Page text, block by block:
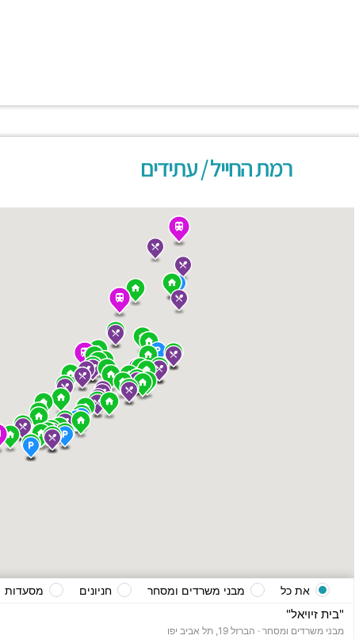
רמת החייל / עתידים
"בית זיויאל"
מבני משרדים ומסחר · הברזל 19, תל אביב יפו
את כל מבני משרדים ומסחר חניונים מסעדות